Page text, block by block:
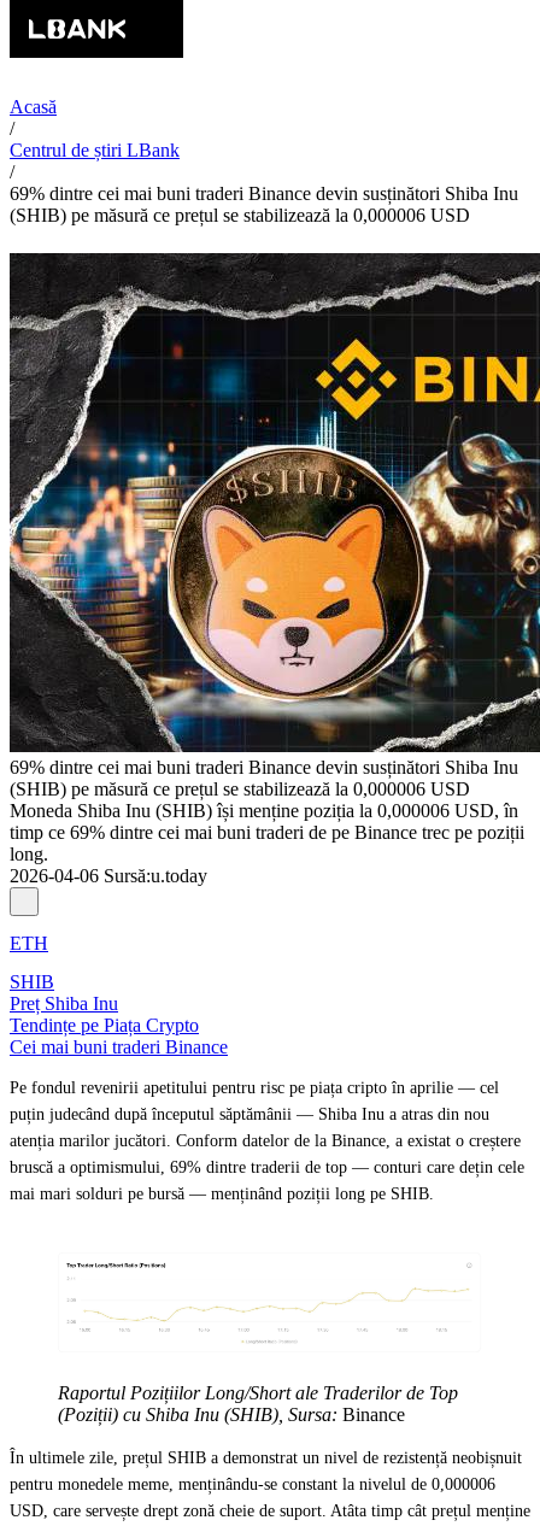
Acasă
/
Centrul de știri LBank
/
69% dintre cei mai buni traderi Binance devin susținători Shiba Inu
(SHIB) pe măsură ce prețul se stabilizează la 0,000006 USD
69% dintre cei mai buni traderi Binance devin susținători Shiba Inu
(SHIB) pe măsură ce prețul se stabilizează la 0,000006 USD
Moneda Shiba Inu (SHIB) își menține poziția la 0,000006 USD, în
timp ce 69% dintre cei mai buni traderi de pe Binance trec pe poziții
long.
2026-04-06 Sursă:u.today
ETH
SHIB
Preț Shiba Inu
Tendințe pe Piața Crypto
Cei mai buni traderi Binance
Pe fondul revenirii apetitului pentru risc pe piața cripto în aprilie — cel
puțin judecând după începutul săptămânii — Shiba Inu a atras din nou
atenția marilor jucători. Conform datelor de la Binance, a existat o creștere
bruscă a optimismului, 69% dintre traderii de top — conturi care dețin cele
mai mari solduri pe bursă — menținând poziții long pe SHIB.
Raportul Pozițiilor Long/Short ale Traderilor de Top
(Poziții) cu Shiba Inu (SHIB), Sursa: Binance
În ultimele zile, prețul SHIB a demonstrat un nivel de rezistență neobișnuit
pentru monedele meme, menținându-se constant la nivelul de 0,000006
USD, care servește drept zonă cheie de suport. Atâta timp cât prețul menține